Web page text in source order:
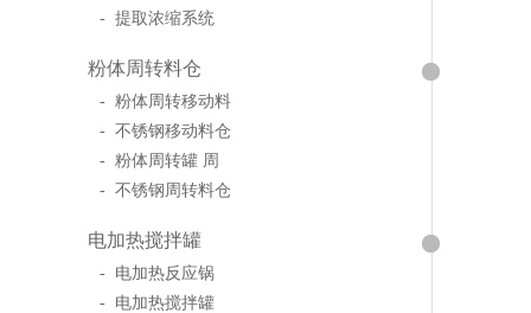
- 提取浓缩系统
粉体周转料仓
- 粉体周转移动料
- 不锈钢移动料仓
- 粉体周转罐 周
- 不锈钢周转料仓
电加热搅拌罐
- 电加热反应锅
- 电加热搅拌罐